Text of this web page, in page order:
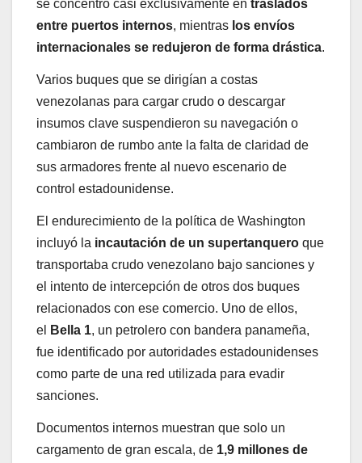
se concentró casi exclusivamente en traslados
entre puertos internos, mientras los envíos
internacionales se redujeron de forma drástica.
Varios buques que se dirigían a costas
venezolanas para cargar crudo o descargar
insumos clave suspendieron su navegación o
cambiaron de rumbo ante la falta de claridad de
sus armadores frente al nuevo escenario de
control estadounidense.
El endurecimiento de la política de Washington
incluyó la incautación de un supertanquero que
transportaba crudo venezolano bajo sanciones y
el intento de intercepción de otros dos buques
relacionados con ese comercio. Uno de ellos,
el
Bella 1, un petrolero con bandera panameña,
fue identificado por autoridades estadounidenses
como parte de una red utilizada para evadir
sanciones.
Documentos internos muestran que solo un
cargamento de gran escala, de 1,9 millones de